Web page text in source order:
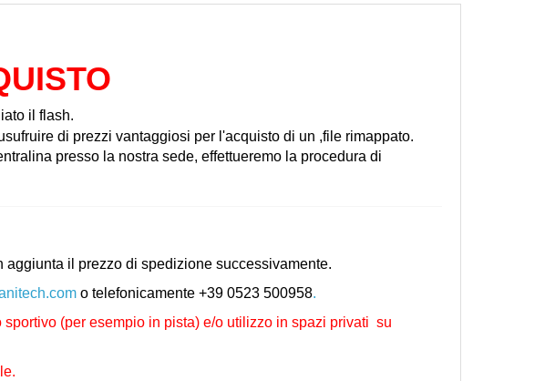
il flash.
di prezzi vantaggiosi per l'acquisto di un ,file rimappato.
presso la nostra sede, effettueremo la procedura di
il prezzo di spedizione successivamente.
o telefonicamente +39 0523 500958.
(per esempio in pista) e/o utilizzo in spazi privati su